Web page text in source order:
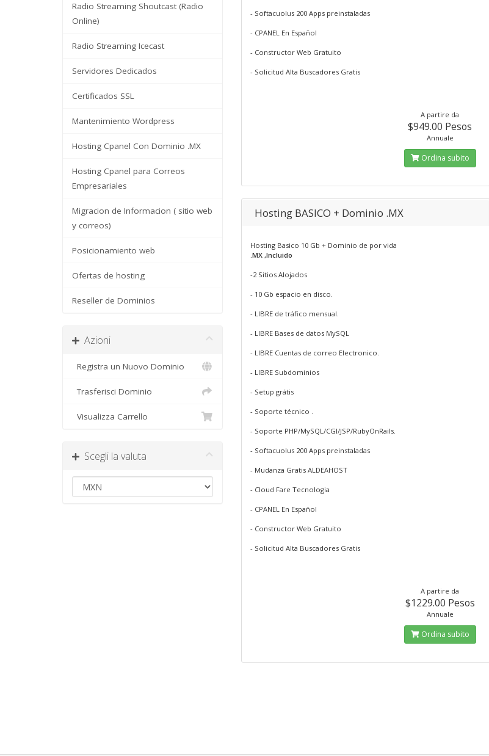
Radio Streaming Shoutcast (Radio
Online)
Radio Streaming Icecast
Servidores Dedicados
Certificados SSL
Mantenimiento Wordpress
Hosting Cpanel Con Dominio .MX
Hosting Cpanel para Correos
Empresariales
Migracion de Informacion ( sitio web
y correos)
Posicionamiento web
Ofertas de hosting
Reseller de Dominios
Azioni
Registra un Nuovo Dominio
Trasferisci Dominio
Visualizza Carrello
Scegli la valuta
- Softacuolus 200 Apps preinstaladas
- CPANEL En Español
- Constructor Web Gratuito
- Solicitud Alta Buscadores Gratis
A partire da
$949.00 Pesos
Annuale
Ordina subito
Hosting BASICO + Dominio .MX
Hosting Basico 10 Gb + Dominio de por vida
.MX ,Incluido
-2 Sitios Alojados
- 10 Gb espacio en disco.
- LIBRE de tráfico mensual.
- LIBRE Bases de datos MySQL
- LIBRE Cuentas de correo Electronico.
- LIBRE Subdominios
- Setup grátis
- Soporte técnico .
- Soporte PHP/MySQL/CGI/JSP/RubyOnRails.
- Softacuolus 200 Apps preinstaladas
- Mudanza Gratis ALDEAHOST
- Cloud Fare Tecnologia
- CPANEL En Español
- Constructor Web Gratuito
- Solicitud Alta Buscadores Gratis
A partire da
$1229.00 Pesos
Annuale
Ordina subito